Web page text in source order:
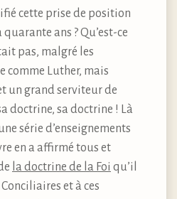
cette prise de position
ans ? Qu’est-ce
pas, malgré les
comme Luther, mais
un grand serviteur de
doctrine, sa doctrine ! Là
série d’enseignements
en a affirmé tous et
la doctrine de la Foi qu’il
et à ces